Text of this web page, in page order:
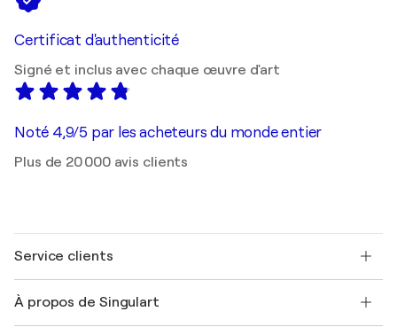
Certificat d'authenticité
Signé et inclus avec chaque œuvre d'art
Noté 4,9/5 par les acheteurs du monde entier
Plus de 20 000 avis clients
Service clients
Expédition
À propos de Singulart